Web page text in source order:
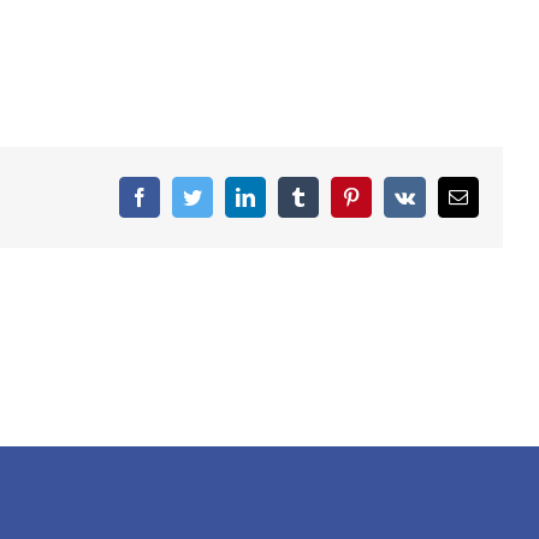
facebooktwitter linkedin tumblr pinterestvk Email